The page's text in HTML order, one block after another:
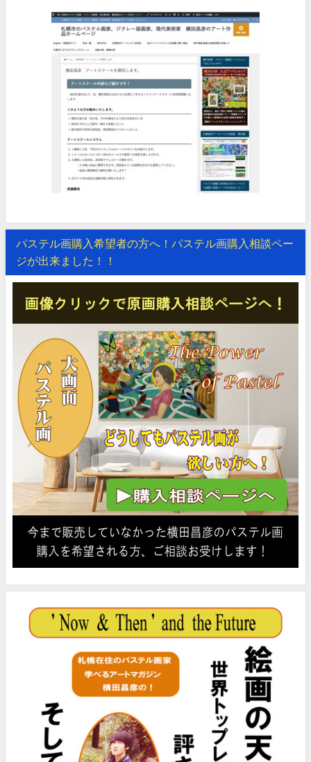
パステル画購入希望者の方へ！パステル画購入相談ペー
ジが出来ました！！